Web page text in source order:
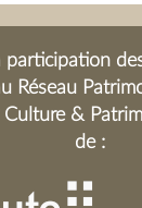
participation
Réseau
Culture &
de :